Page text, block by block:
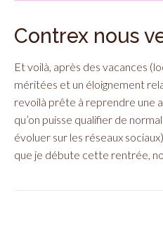
Contrex nous
Et voilà, après des vacances
méritées et un éloignement
revoilà prête à reprendre une
qu’on puisse qualifier de
évoluer sur les réseaux
que je débute cette rentrée,